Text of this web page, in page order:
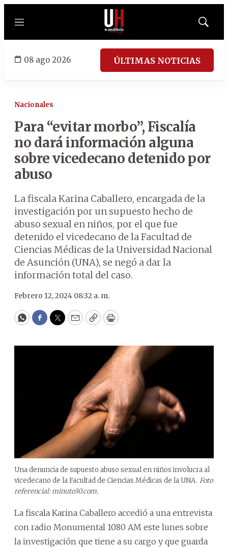
Menú
Mostrar
08 ago 2026 ÚLTIMAS NOTICIAS
Nacionales
Para “evitar morbo”, Fiscalía
no dará información alguna
sobre vicedecano detenido por
abuso
La fiscala Karina Caballero, encargada de la
investigación por un supuesto hecho de
abuso sexual en niños, por el que fue
detenido el vicedecano de la Facultad de
Ciencias Médicas de la Universidad Nacional
de Asunción (UNA), se negó a dar la
información total del caso.
Febrero 12, 2024 08:32 a. m.
WhatsApp
Facebook
Twitter
EmailCopyPrint
Una denuncia de supuesto abuso sexual en niños involucra al
vicedecano de la Facultad de Ciencias Médicas de la UNA. Foto
referencial: minuto30.com.
La fiscala Karina Caballero accedió a una entrevista
con radio Monumental 1080 AM este lunes sobre
la investigación que tiene a su cargo y que guarda